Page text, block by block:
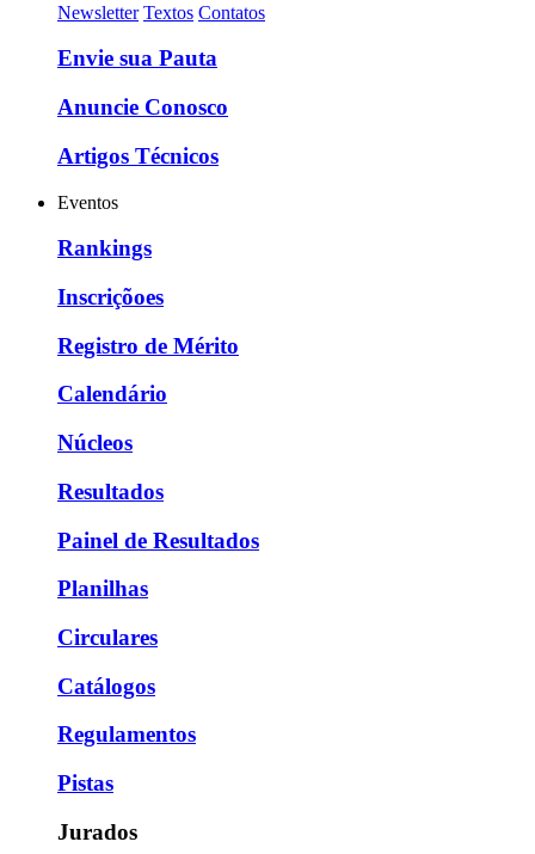
Newsletter Textos Contatos
Envie sua Pauta
Anuncie Conosco
Artigos Técnicos
Eventos
Rankings
Inscriçõoes
Registro de Mérito
Calendário
Núcleos
Resultados
Painel de Resultados
Planilhas
Circulares
Catálogos
Regulamentos
Pistas
Jurados